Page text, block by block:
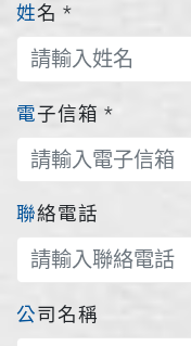
姓名 *
電子信箱 *
聯絡電話
公司名稱